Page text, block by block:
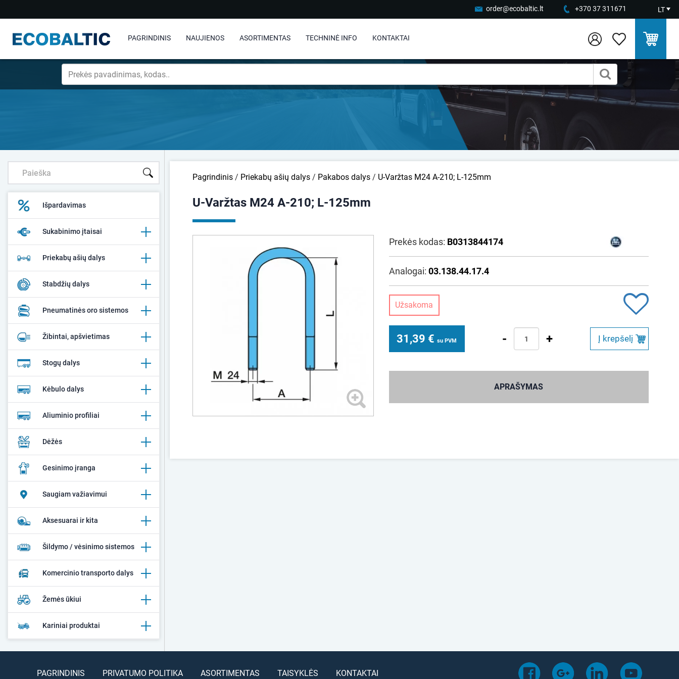
order@ecobaltic.lt +370 37 311671 LT
PAGRINDINIS NAUJIENOS ASORTIMENTAS TECHNINĖ INFO KONTAKTAI
Išpardavimas
Sukabinimo įtaisai
Priekabų ašių dalys
Stabdžių dalys
Pneumatinės oro sistemos
Žibintai, apšvietimas
Stogų dalys
Kėbulo dalys
Aliuminio profiliai
Dėžės
Gesinimo įranga
Saugiam važiavimui
Aksesuarai ir kita
Šildymo / vėsinimo sistemos
Komercinio transporto dalys
Žemės ūkiui
Kariniai produktai
Pagrindinis / Priekabų ašių dalys / Pakabos dalys / U-Varžtas M24 A-210; L-125mm
U-Varžtas M24 A-210; L-125mm
Prekės kodas: B0313844174
Analogai: 03.138.44.17.4
Užsakoma
31,39 € su PVM - + Į krepšelį
APRAŠYMAS
PAGRINDINIS PRIVATUMO POLITIKA ASORTIMENTAS TAISYKLĖS KONTAKTAI